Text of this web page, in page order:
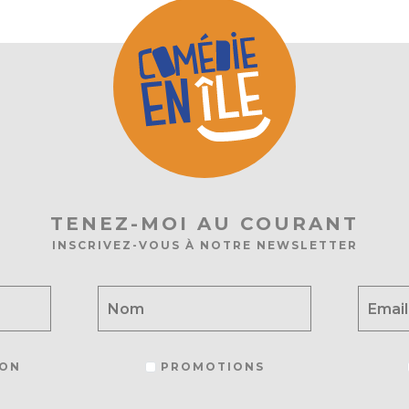
TENEZ-MOI AU COURANT
INSCRIVEZ-VOUS À NOTRE NEWSLETTER
PROMOTIONS